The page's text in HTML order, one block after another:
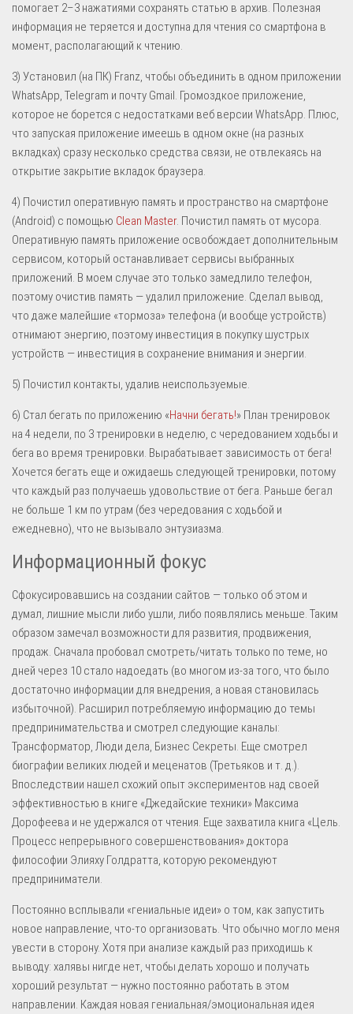
помогает 2–3 нажатиями сохранять статью в архив. Полезная
информация не теряется и доступна для чтения со смартфона в
момент, располагающий к чтению.
3) Установил (на ПК) Franz, чтобы объединить в одном приложении
WhatsApp, Telegram и почту Gmail. Громоздкое приложение,
которое не борется с недостатками веб версии WhatsApp. Плюс,
что запуская приложение имеешь в одном окне (на разных
вкладках) сразу несколько средства связи, не отвлекаясь на
открытие закрытие вкладок браузера.
4) Почистил оперативную память и пространство на смартфоне
(Android) с помощью Clean Master. Почистил память от мусора.
Оперативную память приложение освобождает дополнительным
сервисом, который останавливает сервисы выбранных
приложений. В моем случае это только замедлило телефон,
поэтому очистив память — удалил приложение. Сделал вывод,
что даже малейшие «тормоза» телефона (и вообще устройств)
отнимают энергию, поэтому инвестиция в покупку шустрых
устройств — инвестиция в сохранение внимания и энергии.
5) Почистил контакты, удалив неиспользуемые.
6) Стал бегать по приложению «Начни бегать!» План тренировок
на 4 недели, по 3 тренировки в неделю, с чередованием ходьбы и
бега во время тренировки. Вырабатывает зависимость от бега!
Хочется бегать еще и ожидаешь следующей тренировки, потому
что каждый раз получаешь удовольствие от бега. Раньше бегал
не больше 1 км по утрам (без чередования с ходьбой и
ежедневно), что не вызывало энтузиазма.
Информационный фокус
Сфокусировавшись на создании сайтов — только об этом и
думал, лишние мысли либо ушли, либо появлялись меньше. Таким
образом замечал возможности для развития, продвижения,
продаж. Сначала пробовал смотреть/читать только по теме, но
дней через 10 стало надоедать (во многом из-за того, что было
достаточно информации для внедрения, а новая становилась
избыточной). Расширил потребляемую информацию до темы
предпринимательства и смотрел следующие каналы:
Трансформатор, Люди дела, Бизнес Секреты. Еще смотрел
биографии великих людей и меценатов (Третьяков и т. д.).
Впоследствии нашел схожий опыт экспериментов над своей
эффективностью в книге «Джедайские техники» Максима
Дорофеева и не удержался от чтения. Еще захватила книга «Цель.
Процесс непрерывного совершенствования» доктора
философии Элияху Голдратта, которую рекомендуют
предприниматели.
Постоянно всплывали «гениальные идеи» о том, как запустить
новое направление, что-то организовать. Что обычно могло меня
увести в сторону. Хотя при анализе каждый раз приходишь к
выводу: халявы нигде нет, чтобы делать хорошо и получать
хороший результат — нужно постоянно работать в этом
направлении. Каждая новая гениальная/эмоциональная идея